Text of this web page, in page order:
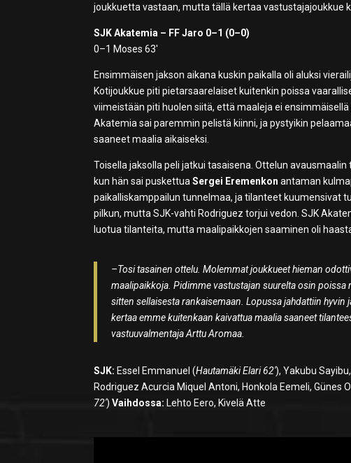
joukkuetta vastaan, mutta tällä kertaa vastustajajoukkue
SJK Akatemia – FF Jaro 0–1 (0–0)
0–1 Moses 63′
Ensimmäisen jakson aikana kuskin paikalla oli aluksi
Kotijoukkue piti pietarsaarelaiset kuitenkin poissa
viimeistään piti huolen siitä, että maaleja ei
Akatemia sai paremmin pelistä kiinni, ja pystyikin
saaneet maalia aikaiseksi.
Toisella jaksolla peli jatkui tasaisena. Ottelun avausmaalin
kun hän sai puskettuaSergei Eremenkon antaman
paikalliskamppailun tunnelmaa, ja tilanteet kuumensivat
pilkun, mutta SJK-vahti Rodriguez torjui vedon. SJK
luotua tilanteita, mutta maalipaikkojen saaminen oli
–Tosi tasainen ottelu. Molemmat joukkueet hieman
maalipaikkoja. Pidimme vastustajan suurelta osin
sitten sellaisesta rankaisemaan. Lopussa jahdattiin
kertaa emme kuitenkaan kaivattua maalia saaneet
vastuuvalmentaja Arttu Aromaa.
SJK: Essel Emmanuel (Hautamäki Elari 62′), Yakubu
Rodriguez Acurcia Miquel Antoni, Honkola Eemeli, Günes
72′)Vaihdossa: Lehto Eero, Kivelä Atte